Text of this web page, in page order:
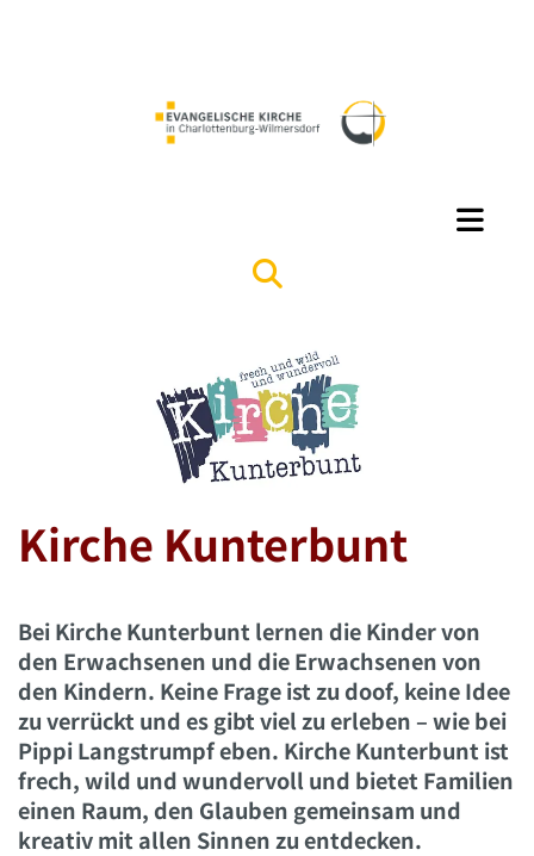
Kirche Kunterbunt
Bei Kirche Kunterbunt lernen die Kinder von
den Erwachsenen und die Erwachsenen von
den Kindern. Keine Frage ist zu doof, keine Idee
zu verrückt und es gibt viel zu erleben – wie bei
Pippi Langstrumpf eben. Kirche Kunterbunt ist
frech, wild und wundervoll und bietet Familien
einen Raum, den Glauben gemeinsam und
kreativ mit allen Sinnen zu entdecken.